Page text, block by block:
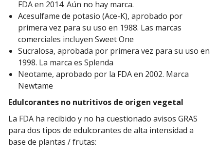
FDA en 2014. Aún no hay marca.
Acesulfame de potasio (Ace-K), aprobado por
primera vez para su uso en 1988. Las marcas
comerciales incluyen Sweet One
Sucralosa, aprobada por primera vez para su uso en
1998. La marca es Splenda
Neotame, aprobado por la FDA en 2002. Marca
Newtame
Edulcorantes no nutritivos de origen vegetal
La FDA ha recibido y no ha cuestionado avisos GRAS
para dos tipos de edulcorantes de alta intensidad a
base de plantas / frutas: